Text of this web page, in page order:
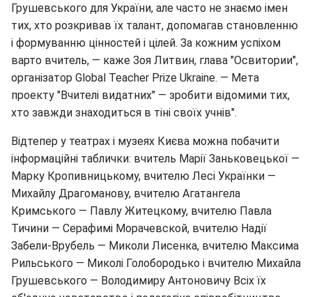
Грушевського для України, але часто не знаємо імен
тих, хто розкривав їх талант, допомагав становленню
і формуванню цінностей і цілей. За кожним успіхом
варто вчитель, — каже Зоя Литвин, глава "Освитории",
організатор Global Teacher Prize Ukraine. — Мета
проекту "Вчителі видатних" — зробити відомими тих,
хто завжди знаходиться в тіні своїх учнів".
Відтепер у театрах і музеях Києва можна побачити
інформаційні таблички: вчитель Марії Заньковецької —
Марку Кропивницькому, вчителю Лесі Українки —
Михайлу Драгоманову, вчителю Агатангела
Кримського — Павлу Житецкому, вчителю Павла
Тичини — Серафимі Морачевской, вчителю Надії
Забели-Врубель — Миколи Лисенка, вчителю Максима
Рильського — Миколі Голобородько і вчителю Михайла
Грушевського — Володимиру Антоновичу Всіх їх